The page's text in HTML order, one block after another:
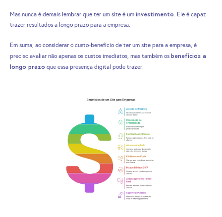
Mas nunca é demais lembrar que ter um site é um investimento. Ele é capaz
trazer resultados a longo prazo para a empresa.
Em suma, ao considerar o custo-benefício de ter um site para a empresa, é
preciso avaliar não apenas os custos imediatos, mas também os benefícios a
longo prazo que essa presença digital pode trazer.